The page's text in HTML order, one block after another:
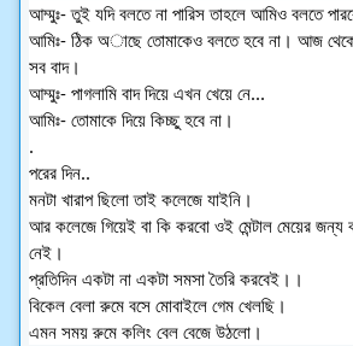
আম্মুঃ- তুই যদি বলতে না পারিস তাহলে আমিও বলতে
আমিঃ- ঠিক অাছে তোমাকেও বলতে হবে না। আজ থেকে
সব বাদ।
আম্মুঃ- পাগলামি বাদ দিয়ে এখন খেয়ে নে...
আমিঃ- তোমাকে দিয়ে কিচ্ছু হবে না।
.
পরের দিন..
মনটা খারাপ ছিলো তাই কলেজে যাইনি।
আর কলেজে গিয়েই বা কি করবো ওই মেন্টাল মেয়ের জন্য
নেই।
প্রতিদিন একটা না একটা সমসা তৈরি করবেই।।
বিকেল বেলা রুমে বসে মোবাইলে গেম খেলছি।
এমন সময় রুমে কলিং বেল বেজে উঠলো।